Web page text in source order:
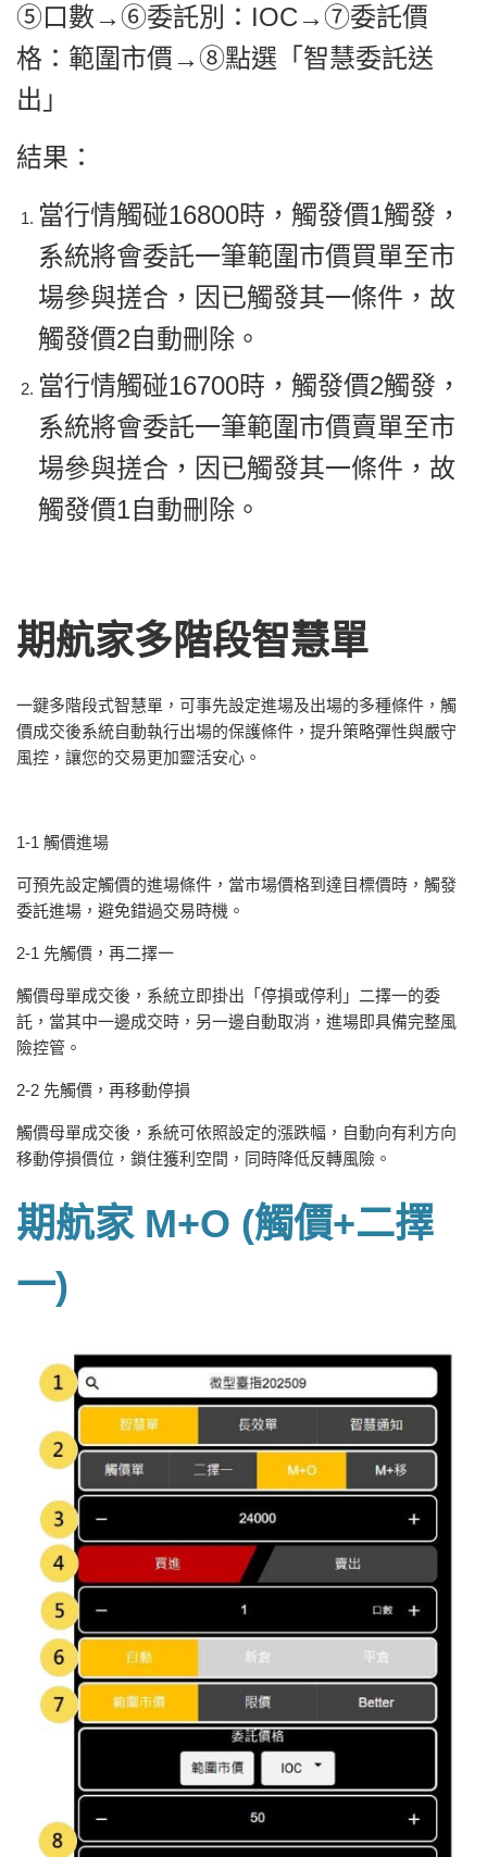
⑤口數→⑥委託別：IOC→⑦委託價
格：範圍市價→⑧點選「智慧委託送
出」
結果：
當行情觸碰16800時，觸發價1觸發，
系統將會委託一筆範圍市價買單至市
場參與搓合，因已觸發其一條件，故
觸發價2自動刪除。
當行情觸碰16700時，觸發價2觸發，
系統將會委託一筆範圍市價賣單至市
場參與搓合，因已觸發其一條件，故
觸發價1自動刪除。
期航家多階段智慧單
一鍵多階段式智慧單，可事先設定進場及出場的多種條件，觸
價成交後系統自動執行出場的保護條件 ，提升策略彈性與嚴守
風控，讓您的交易更加靈活安心。
1-1 觸價進場
可預先設定觸價的進場條件，當市場價格到達目標價時，觸發
委託進場，避免錯過交易時機。
2-1 先觸價，再二擇一
觸價母單成交後，系統立即掛出「停損或停利」二擇一的委
託，當其中一邊成交時，另一邊自動取消，進場即具備完整風
險控管。
2-2 先觸價，再移動停損
觸價母單成交後，系統可依照設定的漲跌幅，自動向有利方向
移動停損價位，鎖住獲利空間，同時降低反轉風險。
期航家 M+O (觸價+二擇
一)